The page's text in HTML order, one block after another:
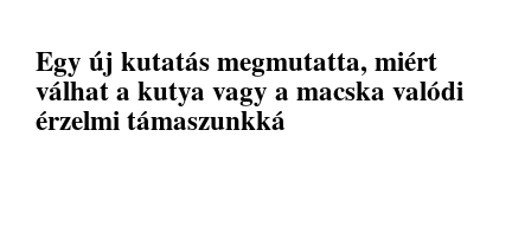
Egy új kutatás megmutatta, miért
válhat a kutya vagy a macska valódi
érzelmi támaszunkká